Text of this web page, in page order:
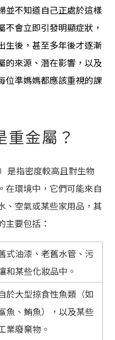
並不知道自己正處於這樣
會立即引發明顯症狀，
生後，甚至多年後才逐漸
的來源、潛在影響，以及
位準媽媽都應該重視的課
重金屬？
是指密度較高且對生物
在環境中，它們可能來自
、空氣或某些家用品，其
主要包括：
式油漆、老舊水管、污
和某些化妝品中。
於大型掠食性魚類（如
魚、鮪魚），以及某些
業廢棄物。